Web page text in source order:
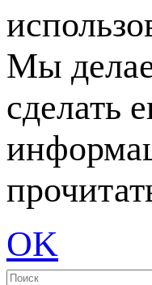
Мы
сделать
OK